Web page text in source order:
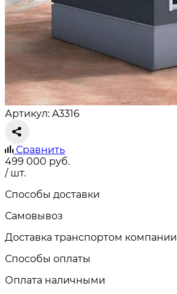
Артикул: A3316
Сравнить
499 000 руб.
/ шт.
Способы доставки
Самовывоз
Доставка транспортом компании
Способы оплаты
Оплата наличными